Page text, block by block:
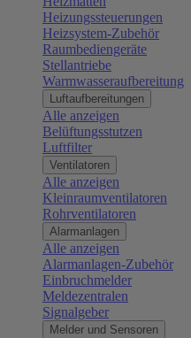
Heizungssteuerungen
Heizsystem-Zubehör
Raumbediengeräte
Stellantriebe
Warmwasseraufbereitung
Luftaufbereitungen
Alle anzeigen
Belüftungsstutzen
Luftfilter
Ventilatoren
Alle anzeigen
Kleinraumventilatoren
Rohrventilatoren
Alarmanlagen
Alle anzeigen
Alarmanlagen-Zubehör
Einbruchmelder
Meldezentralen
Signalgeber
Melder und Sensoren